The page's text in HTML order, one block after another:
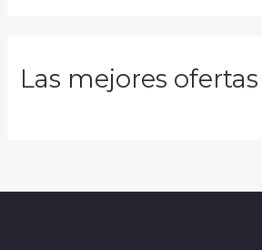
Las mejores ofertas